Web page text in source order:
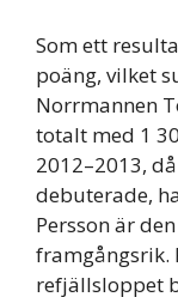
Som ett
poäng, vilket
Norrmannen
totalt med 1
2012–2013,
debuterade,
Persson är
framgångsrik.
refjällsloppet